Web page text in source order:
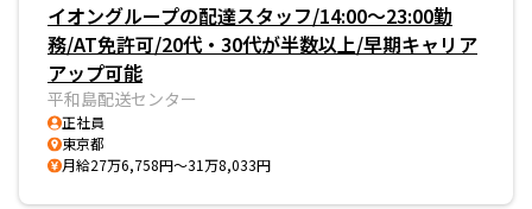
イオングループの配達スタッフ/14:00～23:00勤
務/AT免許可/20代・30代が半数以上/早期キャリア
アップ可能
平和島配送センター
正社員
東京都
月給27万6,758円～31万8,033円